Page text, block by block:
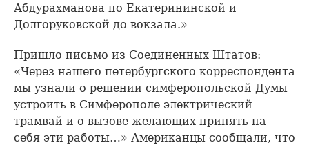
Абдурахманова по Екатерининской и
Долгоруковской до вокзала.»
Пришло письмо из Соединенных Штатов:
«Через нашего петербургского корреспондента
мы узнали о решении симферопольской Думы
устроить в Симферополе электрический
трамвай и о вызове желающих принять на
себя эти работы…» Американцы сообщали, что